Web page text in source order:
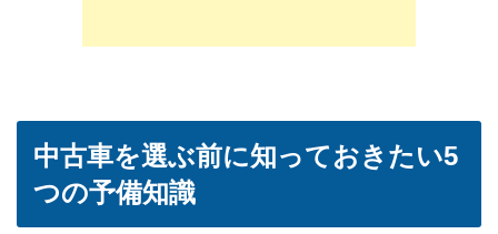
中古車を選ぶ前に知っておきたい5
つの予備知識